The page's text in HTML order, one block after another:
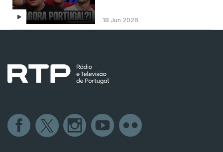
18 Jun 2026